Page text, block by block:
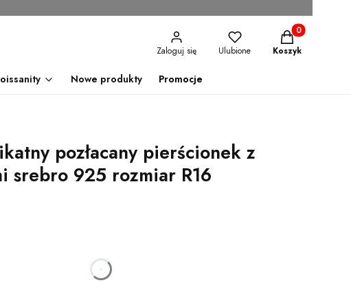
Zaloguj się Ulubione
Produkty w
Koszyk
Nowe produkty Promocje
pozłacany pierścionek z
srebro 925 rozmiar R16
godzin